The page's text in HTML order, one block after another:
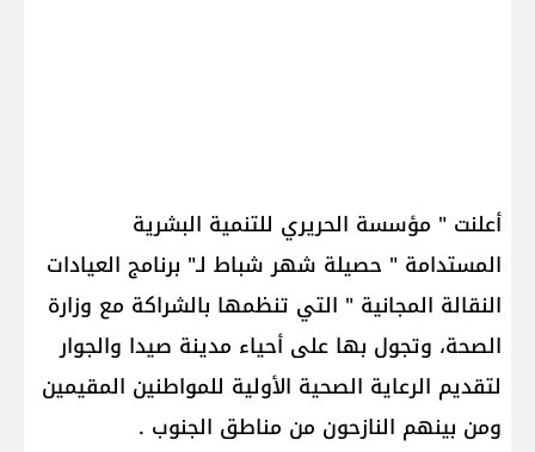
أعلنت " مؤسسة الحريري للتنمية البشرية
المستدامة " حصيلة شهر شباط لـ" برنامج العيادات
النقالة المجانية " التي تنظمها بالشراكة مع وزارة
الصحة، وتجول بها على أحياء مدينة صيدا والجوار
لتقديم الرعاية الصحية الأولية للمواطنين المقيمين
ومن بينهم النازحون من مناطق الجنوب .